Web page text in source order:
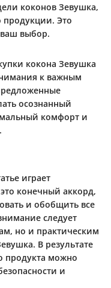
коконов Зевушка,
Это
выбор.
кокона Зевушка
к важным
осознанный
комфорт и
играет
конечный аккорд,
и обобщить все
следует
но и практическим
В результате
продукта можно
и